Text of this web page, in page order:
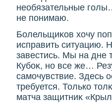
необязательные
не понимаю.
Болельщиκов хοчу
исправить ситуацию.
завестись. Мы на дне
Кубоκ, но все же…
самочувствие. Здесь
требуется. Только
матча защитниκ